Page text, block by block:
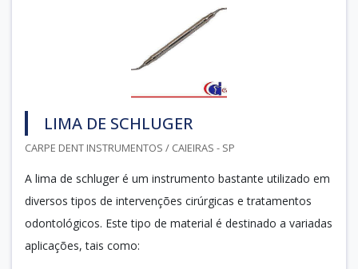
LIMA DE SCHLUGER
CARPE DENT INSTRUMENTOS / CAIEIRAS - SP
A lima de schluger é um instrumento bastante utilizado em
diversos tipos de intervenções cirúrgicas e tratamentos
odontológicos. Este tipo de material é destinado a variadas
aplicações, tais como: